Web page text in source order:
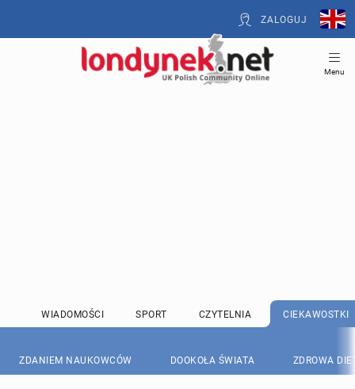
ZALOGUJ
Menu
WIADOMOŚCI SPORT CZYTELNIA CIEKAWOSTKI
ZDANIEM NAUKOWCÓW DOOKOŁA ŚWIATA ZDROWA